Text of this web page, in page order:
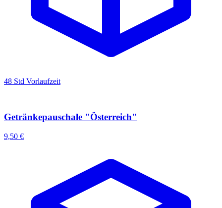
48 Std Vorlaufzeit
Getränkepauschale "Österreich"
9,50 €